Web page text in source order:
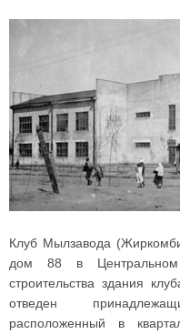
Клуб Мылзавода
дом 88 в
строительства здания
отведен
расположенный в